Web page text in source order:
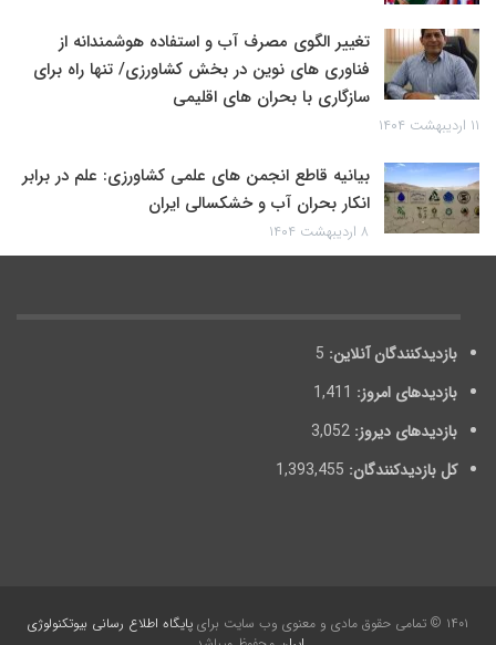
تغییر الگوی مصرف آب و استفاده هوشمندانه از
فناوری های نوین در بخش کشاورزی/ تنها راه برای
سازگاری با بحران های اقلیمی
۱۱ اردیبهشت ۱۴۰۴
بیانیه قاطع انجمن های علمی کشاورزی: علم در برابر
انکار بحران آب و خشکسالی ایران
۸ اردیبهشت ۱۴۰۴
بازدیدکنندگان آنلاین: 5
بازدیدهای امروز: 1,411
بازدیدهای دیروز: 3,052
کل بازدیدکنند‌گان: 1,393,455
۱۴۰۱ © تمامی حقوق مادی و معنوی وب سایت برای
پایگاه اطلاع رسانی بیوتکنولوژی